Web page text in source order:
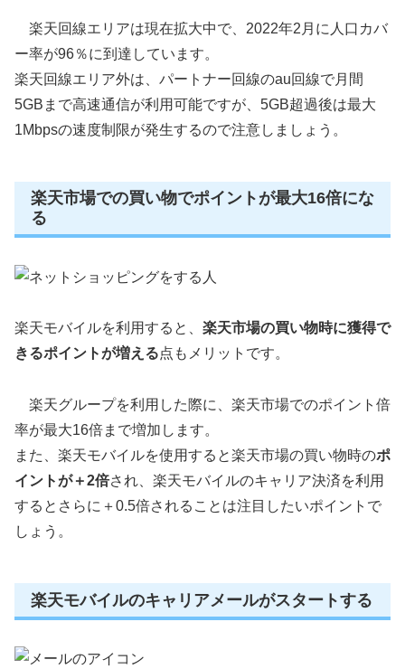
楽天回線エリアは現在拡大中で、2022年2月に人口カバ
ー率が96％に到達しています。
楽天回線エリア外は、パートナー回線のau回線で月間
5GBまで高速通信が利用可能ですが、5GB超過後は最大
1Mbpsの速度制限が発生するので注意しましょう。
楽天市場での買い物でポイントが最大16倍にな
る
楽天モバイルを利用すると、 楽天市場の買い物時に獲得で
きるポイントが増える点もメリットです。
楽天グループを利用した際に、楽天市場でのポイント倍
率が最大16倍まで増加します。
また、楽天モバイルを使用すると楽天市場の買い物時のポ
イントが＋2倍され、楽天モバイルのキャリア決済を利用
するとさらに＋0.5倍されることは注目したいポイントで
しょう。
楽天モバイルのキャリアメールがスタートする